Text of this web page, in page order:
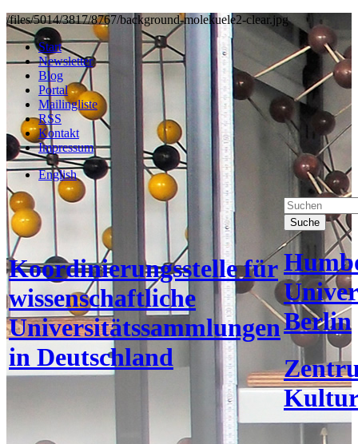
/files/5014/3817/8767/background-molekuele2-clear.jpg
Start
Newsletter
Blog
Portal
Mailingliste
RSS
Kontakt
Impressum
English
Koordinierungsstelle für
wissenschaftliche
Universitätssammlungen
in Deutschland
Suche
Berlin